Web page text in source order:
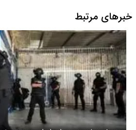
خبرهای مرتبط